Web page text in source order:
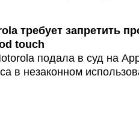
требует запретить
touch
подала в суд на
в незаконном